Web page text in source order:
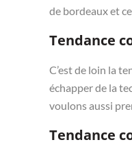
de bordeaux et
Tendance
C’est de loin la
échapper de la
voulons aussi
Tendance